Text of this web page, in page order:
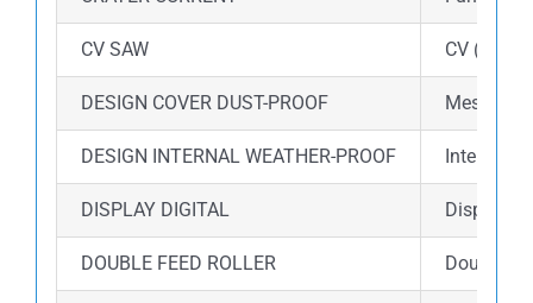
CV SAW CV
DESIGN COVER DUST-PROOF Mesin
DESIGN INTERNAL WEATHER-PROOF Internal
DISPLAY DIGITAL Display
DOUBLE FEED ROLLER Double